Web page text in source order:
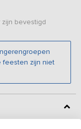
bevestigd
feesten zijn niet